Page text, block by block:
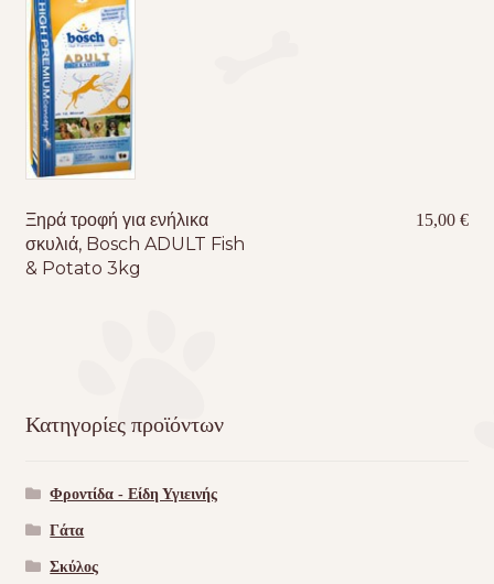
Ξηρά τροφή για ενήλικα
σκυλιά, Bosch ADULT Fish
& Potato 3kg
15,00€
Κατηγορίες προϊόντων
Φροντίδα - Είδη Υγιεινής
Γάτα
Σκύλος